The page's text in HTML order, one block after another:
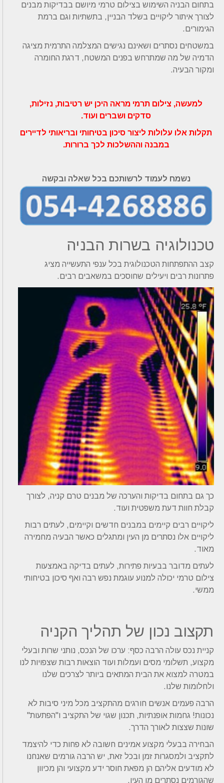
בתחום הבניה השימוש בצילום טרמי מיושם בבדיקות מבנים
לצורך איתור ליקויים בשלד הבניין, בתשתיות וגם ברמת
הגימורים.
במשטחים נסתרים ושאינם נגישים המצלמה התרמית מציגה
הדמיה של מה שמתרחש בפנים המשטח, דרגת החומרה
ומקור הבעיה.
למעשה, צילום תרמי מראה היכן יש רטיבות, נזילות,
סדקים ושברים ועוד.
תקלות אלו עלולות ליצור סיכון בטיחותי ובריאותי לדיירים
במבנה וההשלכות לכך ברורות.
נשמח לעמוד לרשותכם בכל שאלה ובקשה
טכנולוגיה בשרות הבניה
קצב ההתפתחות הטכנולוגית בכל ענפי התעשייה מציג
פתרונות רבים ויעילים שחוסכים במשאבים רבים.
כך גם בתחום בדיקות והערכה של מבנים טרם קניה, לצורך
קבלת חוות דעת משפטית ועוד.
ליקויים רבים קיימים במבנים חדשים וקיימים, לעתים רבות
ליקויים אלו נסתרים מן העין ומתגלים כאשר הבעיה מחמירה
מאוד.
לעתים מדובר בבעיות פתירות, לעתים בדיקה באמצעות
צילום טרמי יכולה למנוע עוגמת נפש רבה ואף סיכון בטיחותי
ממשי.
תקצוב נכון של תהליך הקניה
קניית נכס עולה הרבה כסף: ערכו של הנכס, נותני שרות ובעלי
מקצוע, תשלומי מסים ועמלות ועוד הוצאות רבות שצפויות לנו
במטרה למצוא את הבית המתאים ביותר לצרכים שלנו
ולחלומות שלנו.
הרבה פעמים אנשים חורגים מהתקציב מכל מיני סיבות לא
נכונות! גחמות אופנתיות, תכנון שגוי של התקציב ו"הפתעות"
שונות שצצות לאורך הדרך.
הבחירה בבעלי מקצוע אמינים חשובה לא פחות כדי להיצמד
לתקציב ולמסגרות זמן ובכל זאת, יש הרבה גורמים שאנחנו
לא מודעים אליהם הן מפאת חוסר ידע מקצועי והן מכיוון
שהגורמים נסתרים מן העין.